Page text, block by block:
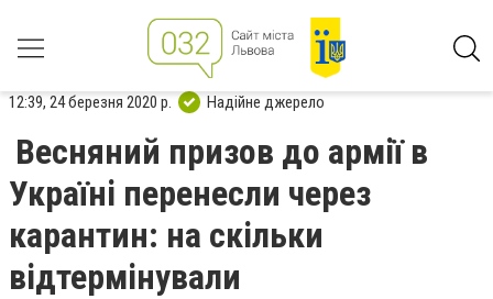
12:39, 24 березня 2020 р. Надійне джерело
Весняний призов до армії в
Україні перенесли через
карантин: на скільки
відтермінували